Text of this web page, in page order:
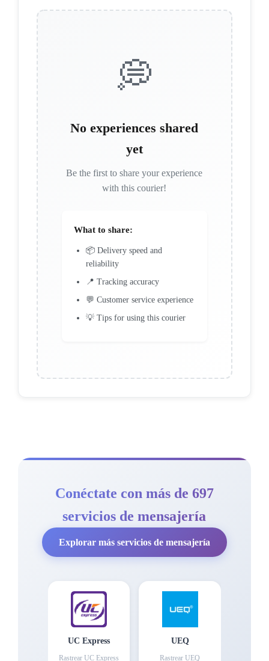
💭
No experiences shared
yet
Be the first to share your experience
with this courier!
What to share:
📦 Delivery speed and
reliability
📍 Tracking accuracy
💬 Customer service experience
💡 Tips for using this courier
Conéctate con más de 697
servicios de mensajería
Explorar más servicios de mensajería
UC Express
Rastrear UC Express
UEQ
Rastrear UEQ